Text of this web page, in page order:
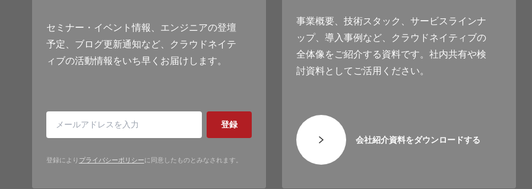
セミナー・イベント情報、エンジニアの登壇
予定、ブログ更新通知など、クラウドネイテ
ィブの活動情報をいち早くお届けします。
登録
登録により プライバシーポリシーに同意したものとみなされます。
事業概要、技術スタック、サービスラインナ
ップ、導入事例など、クラウドネイティブの
全体像をご紹介する資料です。社内共有や検
討資料としてご活用ください。
会社紹介資料をダウンロードする